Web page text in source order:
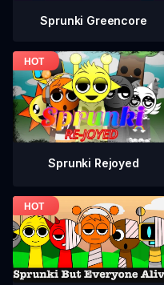
Sprunki Greencore
Sprunki Rejoyed